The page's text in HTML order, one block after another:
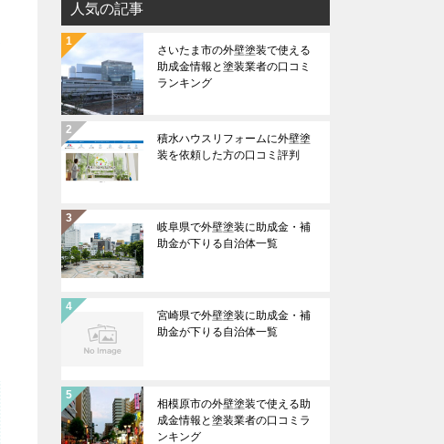
人気の記事
さいたま市の外壁塗装で使える
助成金情報と塗装業者の口コミ
ランキング
積水ハウスリフォームに外壁塗
装を依頼した方の口コミ評判
岐阜県で外壁塗装に助成金・補
助金が下りる自治体一覧
宮崎県で外壁塗装に助成金・補
助金が下りる自治体一覧
相模原市の外壁塗装で使える助
成金情報と塗装業者の口コミラ
ンキング